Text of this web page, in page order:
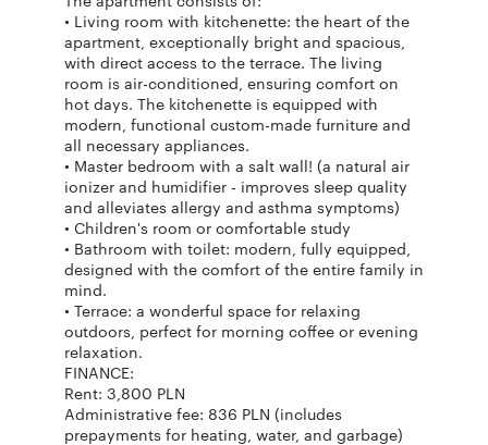
• Living room with kitchenette: the heart of the
apartment, exceptionally bright and spacious,
with direct access to the terrace. The living
room is air-conditioned, ensuring comfort on
hot days. The kitchenette is equipped with
modern, functional custom-made furniture and
all necessary appliances.
• Master bedroom with a salt wall! (a natural air
ionizer and humidifier - improves sleep quality
and alleviates allergy and asthma symptoms)
• Children's room or comfortable study
• Bathroom with toilet: modern, fully equipped,
designed with the comfort of the entire family in
mind.
• Terrace: a wonderful space for relaxing
outdoors, perfect for morning coffee or evening
relaxation.
FINANCE:
Rent: 3,800 PLN
Administrative fee: 836 PLN (includes
prepayments for heating, water, and garbage)